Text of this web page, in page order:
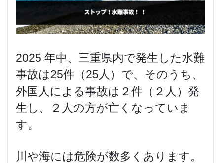
2025 年中、三重県内で発生した水難
事故は25件（25人）で、そのうち、
外国人による事故は２件（２人）発
生し、２人の方が亡くなっていま
す。
川や海には危険が数多くあります。